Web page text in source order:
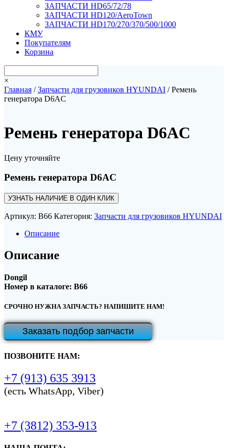
ЗАПЧАСТИ HD65/72/78
ЗАПЧАСТИ HD120/AeroTown
ЗАПЧАСТИ HD170/270/370/500/1000
КМУ
Покупателям
Корзина
×
Главная /Запчасти для грузовиков HYUNDAI / Ремень
генератора D6AC
Ремень генератора D6AC
Цену уточняйте
Ремень генератора D6AC
УЗНАТЬ НАЛИЧИЕ В ОДИН КЛИК
Артикул: B66 Категория: Запчасти для грузовиков HYUNDAI
Описание
Описание
Dongil
Номер в каталоге: B66
СРОЧНО НУЖНА ЗАПЧАСТЬ? НАПИШИТЕ НАМ!
Заказать подбор запчасти
ПОЗВОНИТЕ НАМ:
+7 (913) 635 3913
(есть WhatsApp, Viber)
+7 (3812) 353-913